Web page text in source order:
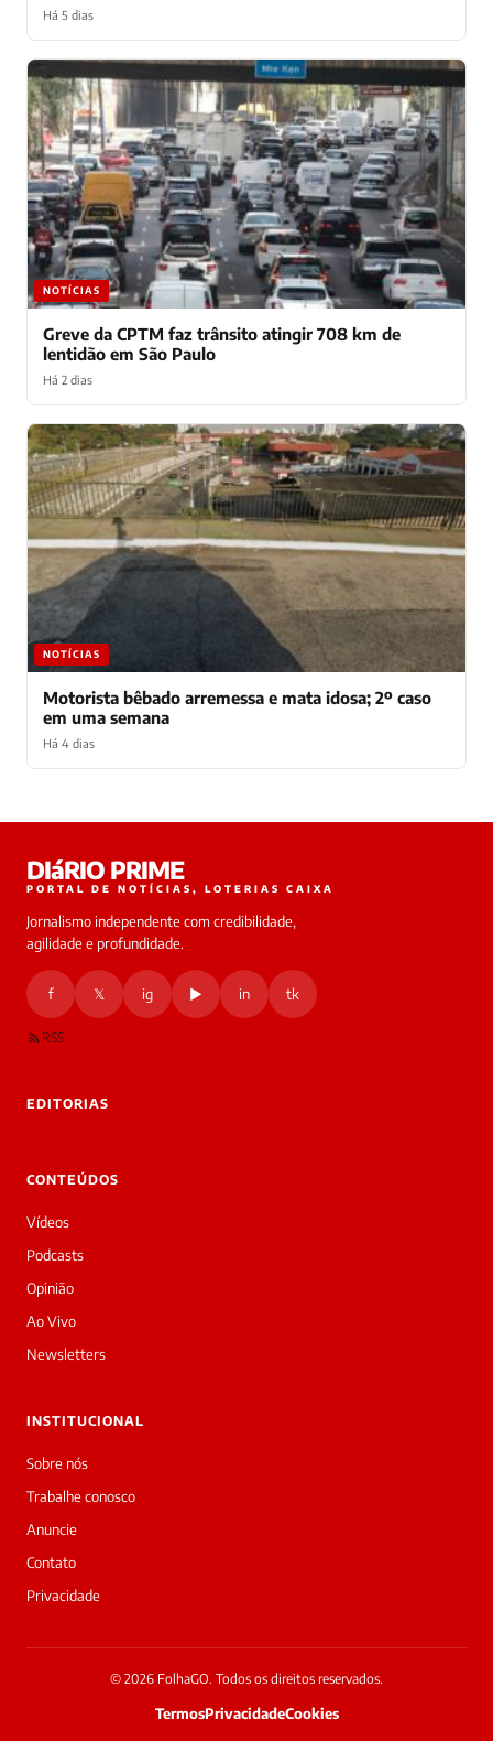
Há 5 dias
NOTÍCIAS
Greve da CPTM faz trânsito atingir 708 km de
lentidão em São Paulo
Há 2 dias
NOTÍCIAS
Motorista bêbado arremessa e mata idosa; 2º caso
em uma semana
Há 4 dias
online
Boa
Sou
a
daqui
do
Prime.
Ewerton
Geniseli
acabou
de
essa
matéria
e
galera
DIáRIO PRIME
PORTAL DE NOTÍCIAS, LOTERIAS CAIXA
Jornalismo independente com credibilidade,
agilidade e profundidade.
f 𝕏 ig ▶ in tk
RSS
EDITORIAS
CONTEÚDOS
Vídeos
Podcasts
Opinião
Ao Vivo
Newsletters
INSTITUCIONAL
Sobre nós
Trabalhe conosco
Anuncie
Contato
Privacidade
© 2026 FolhaGO. Todos os direitos reservados.
TermosPrivacidadeCookies